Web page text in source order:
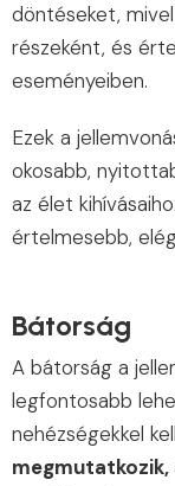
döntéseket,
részeként, és
eseményeiben.
Ezek a
okosabb,
az élet
értelmesebb,
Bátorság
A bátorság a
legfontosabb
nehézségekkel
megmutatkozik,